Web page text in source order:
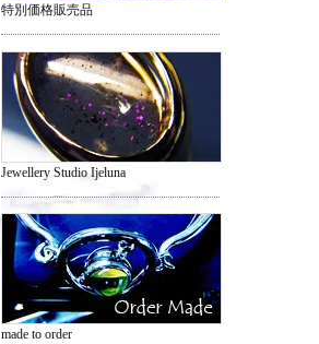
特別価格販売品
Jewellery Studio Ijeluna
made to order